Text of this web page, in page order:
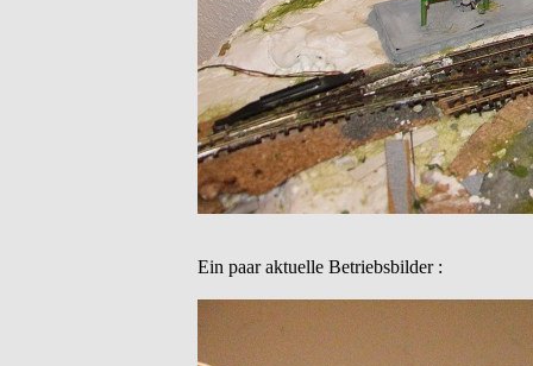
Ein paar aktuelle Betriebsbilder :